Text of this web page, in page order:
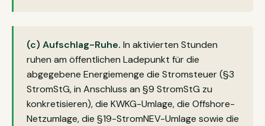
(c) Aufschlag-Ruhe. In aktivierten Stunden
ruhen am öffentlichen Ladepunkt für die
abgegebene Energiemenge die Stromsteuer (§3
StromStG, in Anschluss an §9 StromStG zu
konkretisieren), die KWKG-Umlage, die Offshore-
Netzumlage, die §19-StromNEV-Umlage sowie die